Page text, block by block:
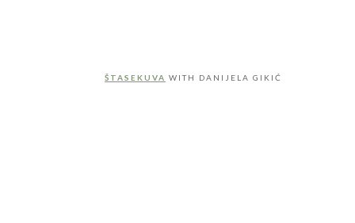
ŠTASEKUVA WITH DANIJELA GIKIĆ